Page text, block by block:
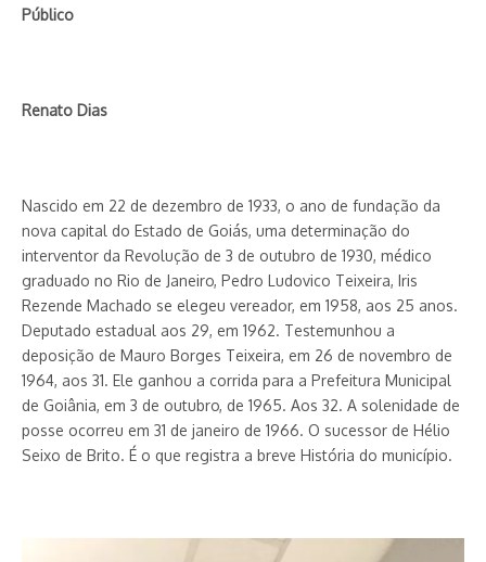
Público
Renato Dias
Nascido em 22 de dezembro de 1933, o ano de fundação da
nova capital do Estado de Goiás, uma determinação do
interventor da Revolução de 3 de outubro de 1930, médico
graduado no Rio de Janeiro, Pedro Ludovico Teixeira, Iris
Rezende Machado se elegeu vereador, em 1958, aos 25 anos.
Deputado estadual aos 29, em 1962. Testemunhou a
deposição de Mauro Borges Teixeira, em 26 de novembro de
1964, aos 31. Ele ganhou a corrida para a Prefeitura Municipal
de Goiânia, em 3 de outubro, de 1965. Aos 32. A solenidade de
posse ocorreu em 31 de janeiro de 1966. O sucessor de Hélio
Seixo de Brito. É o que registra a breve História do município.